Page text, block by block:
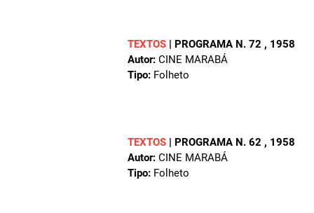
TEXTOS | PROGRAMA N. 72 , 1958
Autor: CINE MARABÁ
Tipo: Folheto
TEXTOS | PROGRAMA N. 62 , 1958
Autor: CINE MARABÁ
Tipo: Folheto